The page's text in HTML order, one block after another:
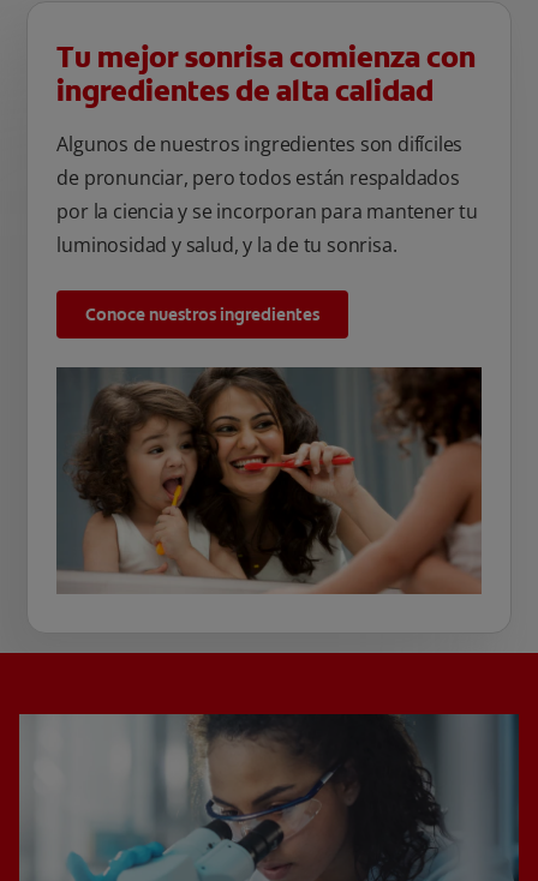
Tu mejor sonrisa comienza con
ingredientes de alta calidad
Algunos de nuestros ingredientes son difíciles
de pronunciar, pero todos están respaldados
por la ciencia y se incorporan para mantener tu
luminosidad y salud, y la de tu sonrisa.
Conoce nuestros ingredientes